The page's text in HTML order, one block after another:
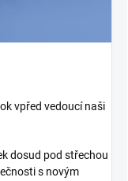
vpřed vedoucí naši
dosud pod střechou
s novým